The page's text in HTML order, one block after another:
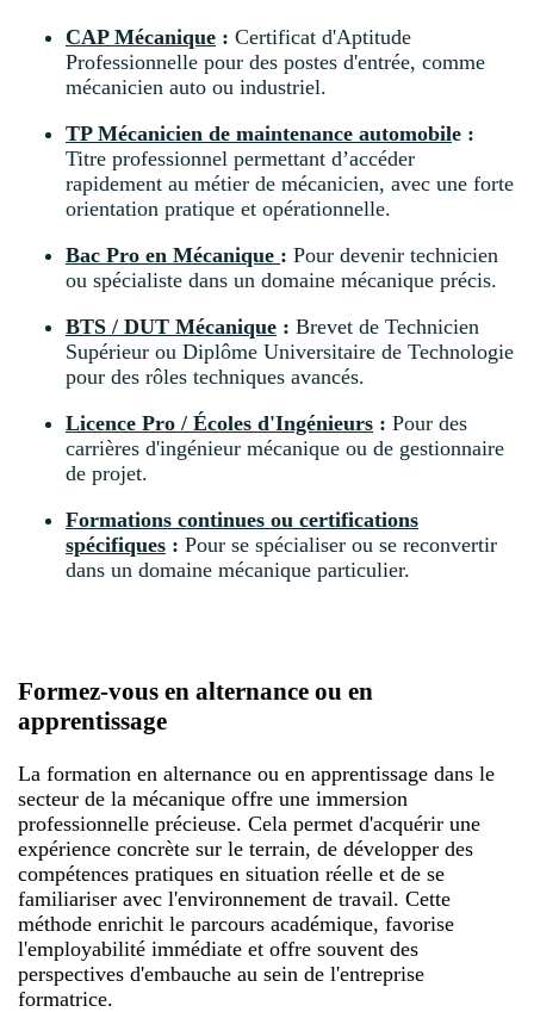
CAP Mécanique : Certificat d'Aptitude
Professionnelle pour des postes d'entrée, comme
mécanicien auto ou industriel.
TP Mécanicien de maintenance automobile :
Titre professionnel permettant d’accéder
rapidement au métier de mécanicien, avec une forte
orientation pratique et opérationnelle.
Bac Pro en Mécanique : Pour devenir technicien
ou spécialiste dans un domaine mécanique précis.
BTS / DUT Mécanique : Brevet de Technicien
Supérieur ou Diplôme Universitaire de Technologie
pour des rôles techniques avancés.
Licence Pro / Écoles d'Ingénieurs : Pour des
carrières d'ingénieur mécanique ou de gestionnaire
de projet.
Formations continues ou certifications
spécifiques : Pour se spécialiser ou se reconvertir
dans un domaine mécanique particulier.
Formez-vous en alternance ou en
apprentissage
La formation en alternance ou en apprentissage dans le
secteur de la mécanique offre une immersion
professionnelle précieuse. Cela permet d'acquérir une
expérience concrète sur le terrain, de développer des
compétences pratiques en situation réelle et de se
familiariser avec l'environnement de travail. Cette
méthode enrichit le parcours académique, favorise
l'employabilité immédiate et offre souvent des
perspectives d'embauche au sein de l'entreprise
formatrice.